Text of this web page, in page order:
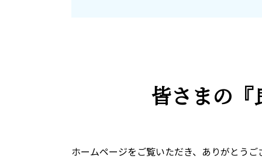
皆さまの
ホームページをご覧いただき、ありがとうご